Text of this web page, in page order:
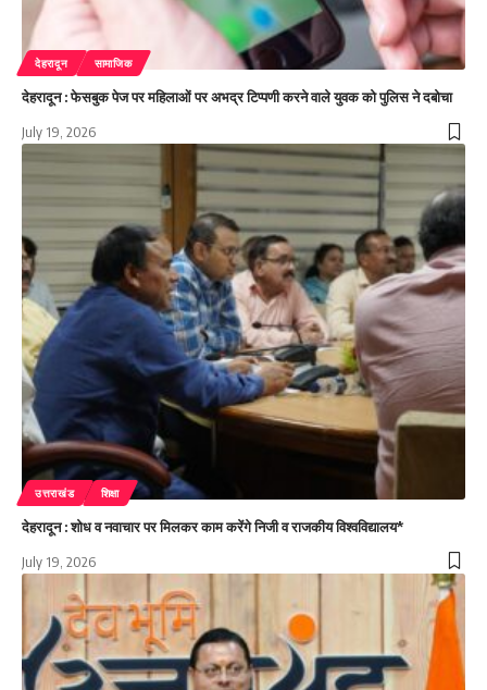
देहरादून सामाजिक
देहरादून : फेसबुक पेज पर महिलाओं पर अभद्र टिप्पणी करने वाले युवक को पुलिस ने दबोचा
July 19, 2026
उत्तराखंड शिक्षा
देहरादून : शोध व नवाचार पर मिलकर काम करेंगे निजी व राजकीय विश्वविद्यालय*
July 19, 2026